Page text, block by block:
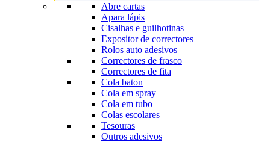
Abre cartas
Apara lápis
Cisalhas e guilhotinas
Expositor de correctores
Rolos auto adesivos
Correctores de frasco
Correctores de fita
Cola baton
Cola em spray
Cola em tubo
Colas escolares
Tesouras
Outros adesivos